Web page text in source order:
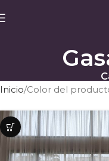
Inicio Color del